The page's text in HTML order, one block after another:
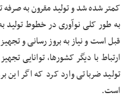
کمتر شده شد و تولید مقرون به
به طور کلی نوآوری در خطوط
قبل است و نیاز به بروز رسانی و
ارتباط با دیگر کشورها، توانایی
تولید ضرباتی وارد کرد که اگر این
است.